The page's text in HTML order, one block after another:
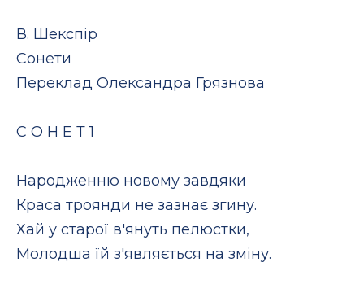
В. Шекспір
Сонети
Переклад Олександра Грязнова
С О Н Е Т 1
Народженню новому завдяки
Краса троянди не зазнає згину.
Хай у старої в'януть пелюстки,
Молодша їй з'являється на зміну.